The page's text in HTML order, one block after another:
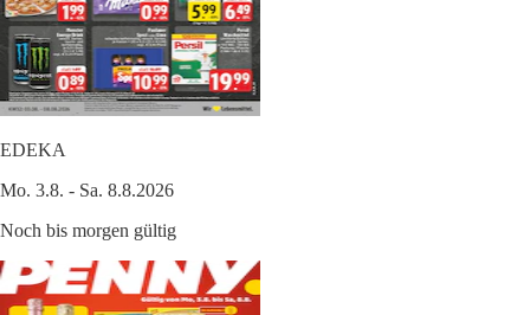
EDEKA
Mo. 3.8. - Sa. 8.8.2026
Noch bis morgen gültig